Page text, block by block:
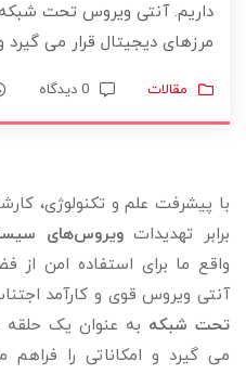
داریم. آنتی ویروس تحت
مرزهای دیجیتال قرار می گیرد
مقالات 0 دیدگاه
با پیشرفت علم و تکنولوژی،
برابر تهدیداتویروس‌های
واقع ما برای استفاده امن از
آنتی ویروس قوی و کارآمد
تحت شبکه به عنوان یک حلقه
می گیرد و امکاناتی را